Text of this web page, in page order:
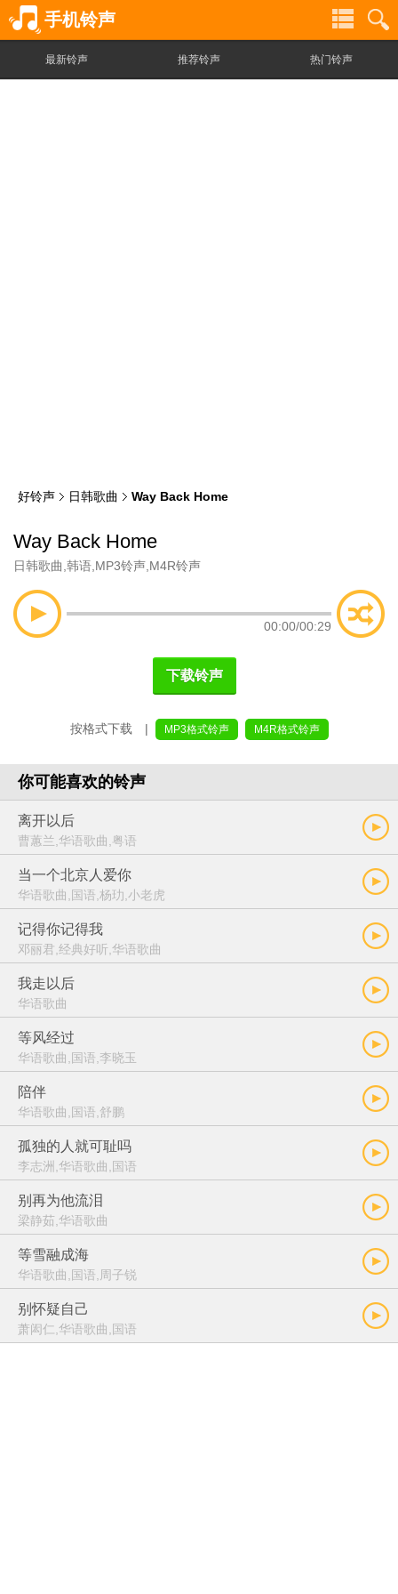
手机铃声
最新铃声 推荐铃声 热门铃声
好铃声 日韩歌曲 Way Back Home
Way Back Home
日韩歌曲 韩语 MP3铃声 M4R铃声
00:00/00:29
下载铃声
按格式下载 | MP3格式铃声 M4R格式铃声
你可能喜欢的铃声
离开以后
曹蕙兰,华语歌曲,粤语
当一个北京人爱你
华语歌曲,国语,杨玏,小老虎
记得你记得我
邓丽君,经典好听,华语歌曲
我走以后
华语歌曲
等风经过
华语歌曲,国语,李晓玉
陪伴
华语歌曲,国语,舒鹏
孤独的人就可耻吗
李志洲,华语歌曲,国语
别再为他流泪
梁静茹,华语歌曲
等雪融成海
华语歌曲,国语,周子锐
别怀疑自己
萧闳仁,华语歌曲,国语